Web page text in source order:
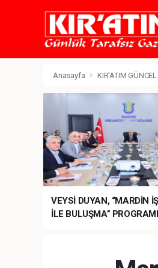
Anasayfa KIR'ATIM
VEYSİ DUYAN, “MARDİN
İLE BULUŞMA”